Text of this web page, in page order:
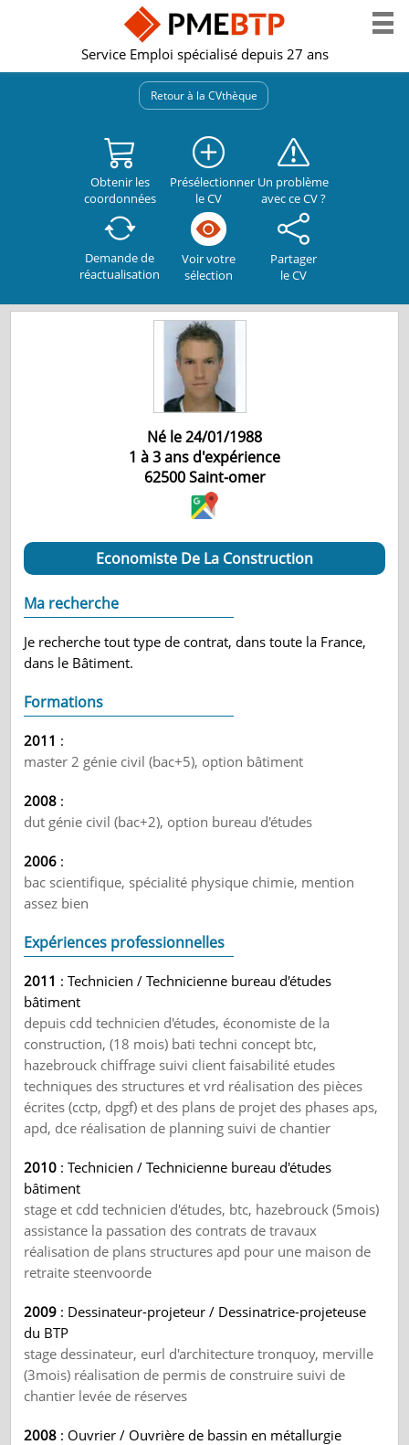
Service Emploi spécialisé depuis 27 ans
Retour à la CVthèque
Obtenir les
coordonnées
Présélectionner
le CV
Un problème
avec ce CV ?
Demande de
réactualisation
Voir votre
sélection
Partager
le CV
Né le 24/01/1988
1 à 3 ans d'expérience
62500Saint-omer
Economiste De La Construction
Ma recherche
Je recherche tout type de contrat, dans toute la France,
dans le Bâtiment.
Formations
2011 :
master 2 génie civil (bac+5), option bâtiment
2008 :
dut génie civil (bac+2), option bureau d'études
2006 :
bac scientifique, spécialité physique chimie, mention
assez bien
Expériences professionnelles
2011 : Technicien / Technicienne bureau d'études
bâtiment
depuis cdd technicien d'études, économiste de la
construction, (18 mois) bati techni concept btc,
hazebrouck chiffrage suivi client faisabilité etudes
techniques des structures et vrd réalisation des pièces
écrites (cctp, dpgf) et des plans de projet des phases aps,
apd, dce réalisation de planning suivi de chantier
2010 : Technicien / Technicienne bureau d'études
bâtiment
stage et cdd technicien d'études, btc, hazebrouck (5mois)
assistance la passation des contrats de travaux
réalisation de plans structures apd pour une maison de
retraite steenvoorde
2009 : Dessinateur-projeteur / Dessinatrice-projeteuse
du BTP
stage dessinateur, eurl d'architecture tronquoy, merville
(3mois) réalisation de permis de construire suivi de
chantier levée de réserves
2008 : Ouvrier / Ouvrière de bassin en métallurgie